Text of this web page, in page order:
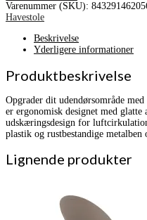
Varenummer (SKU):
Havestole
Beskrivelse
Yderligere informationer
Produktbeskrivelse
Opgrader dit udendørsområde
er ergonomisk designet med
udskæringsdesign for
plastik og rustbestandige metalben
Lignende produkter